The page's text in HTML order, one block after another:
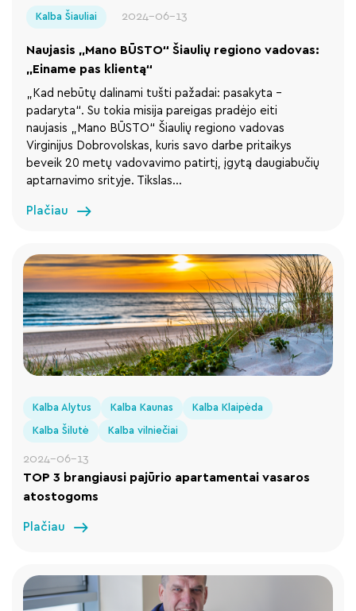
Kalba Šiauliai 2024-06-13
Naujasis „Mano BŪSTO“ Šiaulių regiono vadovas:
„Einame pas klientą“
„Kad nebūtų dalinami tušti pažadai: pasakyta –
padaryta“. Su tokia misija pareigas pradėjo eiti
naujasis „Mano BŪSTO“ Šiaulių regiono vadovas
Virginijus Dobrovolskas, kuris savo darbe pritaikys
beveik 20 metų vadovavimo patirtį, įgytą daugiabučių
aptarnavimo srityje. Tikslas…
Plačiau
Kalba Alytus Kalba Kaunas Kalba Klaipėda
Kalba Šilutė Kalba vilniečiai
2024-06-13
TOP 3 brangiausi pajūrio apartamentai vasaros
atostogoms
Plačiau